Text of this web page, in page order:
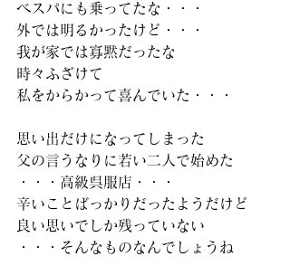
ベスパにも乗ってたな・・・
外では明るかったけど・・・
我が家では寡黙だったな
時々ふざけて
私をからかって喜んでいた・・・
思い出だけになってしまった
父の言うなりに若い二人で始めた
・・・高級呉服店・・・
辛いことばっかりだったようだけど
良い思いでしか残っていない
・・・そんなものなんでしょうね